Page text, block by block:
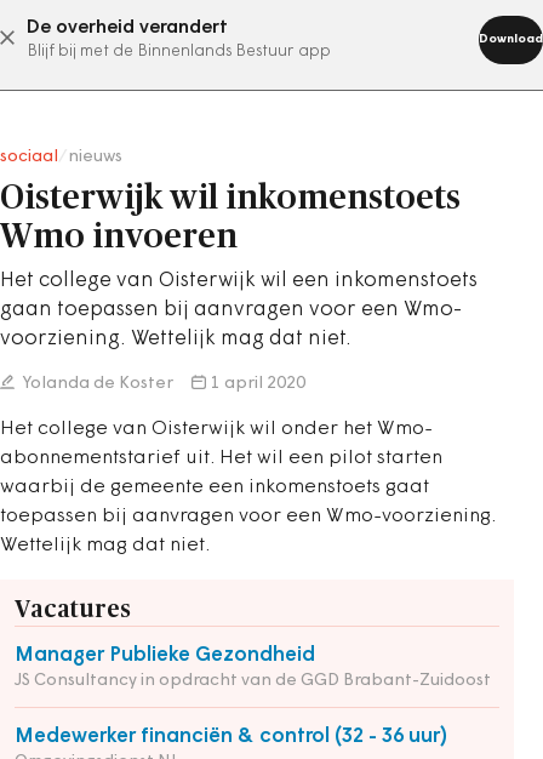
De overheid verandert
Blijf bij met de Binnenlands Bestuur app
Download
abonneer nu
sociaal nieuws
Oisterwijk wil inkomenstoets
Wmo invoeren
Het college van Oisterwijk wil een inkomenstoets
gaan toepassen bij aanvragen voor een Wmo-
voorziening. Wettelijk mag dat niet.
Yolanda de Koster 1 april 2020
Het college van Oisterwijk wil onder het Wmo-
abonnementstarief uit. Het wil een pilot starten
waarbij de gemeente een inkomenstoets gaat
toepassen bij aanvragen voor een Wmo-voorziening.
Wettelijk mag dat niet.
Vacatures
Manager Publieke Gezondheid
JS Consultancy in opdracht van de GGD Brabant-Zuidoost
Medewerker financiën & control (32 - 36 uur)